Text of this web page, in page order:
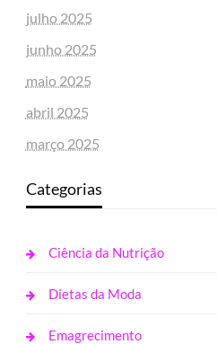
julho 2025
junho 2025
maio 2025
abril 2025
março 2025
Categorias
Ciência da Nutrição
Dietas da Moda
Emagrecimento